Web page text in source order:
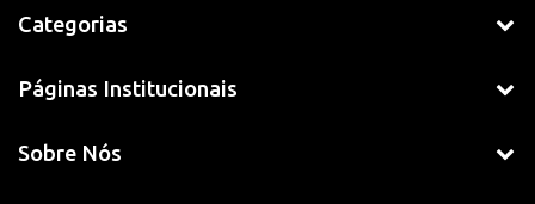
Categorias
Páginas Institucionais
Sobre Nós